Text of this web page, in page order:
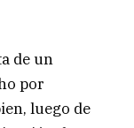
de un
por
luego de